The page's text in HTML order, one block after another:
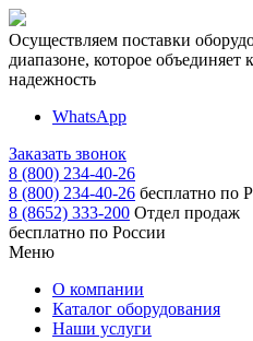
Осуществляем поставки
диапазоне, которое объединяет
надежность
WhatsApp
Заказать звонок
8 (800) 234-40-26
8 (800) 234-40-26 бесплатно по
8 (8652) 333-200 Отдел продаж
бесплатно по России
Меню
О компании
Каталог оборудования
Наши услуги